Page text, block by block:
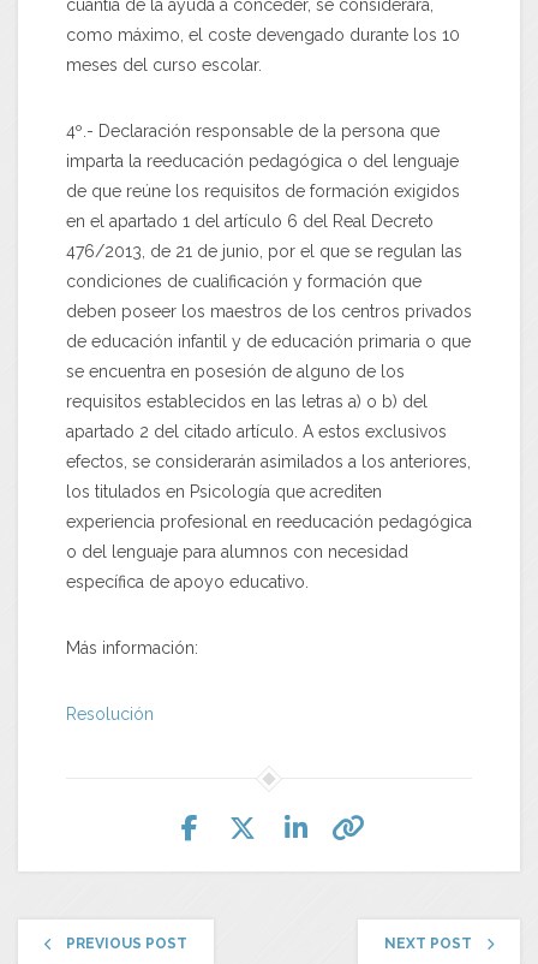
cuantía de la ayuda a conceder, se considerará,
como máximo, el coste devengado durante los 10
meses del curso escolar.
4º.- Declaración responsable de la persona que
imparta la reeducación pedagógica o del lenguaje
de que reúne los requisitos de formación exigidos
en el apartado 1 del artículo 6 del Real Decreto
476/2013, de 21 de junio, por el que se regulan las
condiciones de cualificación y formación que
deben poseer los maestros de los centros privados
de educación infantil y de educación primaria o que
se encuentra en posesión de alguno de los
requisitos establecidos en las letras a) o b) del
apartado 2 del citado artículo. A estos exclusivos
efectos, se considerarán asimilados a los anteriores,
los titulados en Psicología que acrediten
experiencia profesional en reeducación pedagógica
o del lenguaje para alumnos con necesidad
específica de apoyo educativo.
Más información:
Resolución
PREVIOUS POST NEXT POST